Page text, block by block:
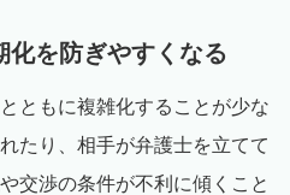
を防ぎやすくなる
ともに複雑化することが少な
たり、相手が弁護士を立てて
交渉の条件が不利に傾くこと